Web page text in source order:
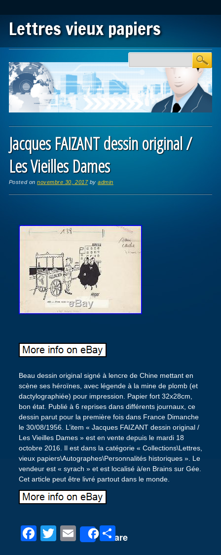
Lettres vieux papiers
Main menu
Jacques FAIZANT dessin original /
Les Vieilles Dames
Posted onnovembre 30, 2017 byadmin
Beau dessin original signé à lencre de Chine mettant en
scène ses héroïnes, avec légende à la mine de plomb (et
dactylographiée) pour impression. Papier fort 32x28cm,
bon état. Publié à 6 reprises dans différents journaux, ce
dessin parut pour la première fois dans France Dimanche
le 30/08/1956. L’item « Jacques FAIZANT dessin original /
Les Vieilles Dames » est en vente depuis le mardi 18
octobre 2016. Il est dans la catégorie « Collections\Lettres,
vieux papiers\Autographes\Personnalités historiques ». Le
vendeur est « syrach » et est localisé à/en Brains sur Gée.
Cet article peut être livré partout dans le monde.
F
T
E
Share
P